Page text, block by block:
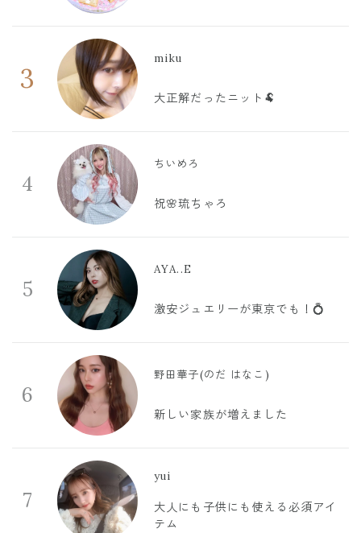
3
miku
大正解だったニット🐏
4
ちいめろ
祝🌸琉ちゃろ
5
AYA..E
激安ジュエリーが東京でも！💍
6
野田華子(のだ はなこ)
新しい家族が増えました
7
yui
大人にも子供にも使える必須アイ
テム